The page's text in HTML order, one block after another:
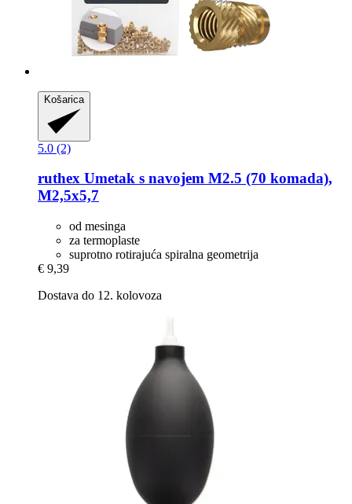
Košarica
5.0 (2)
ruthex Umetak s navojem M2.5 (70 komada),
M2,5x5,7
od mesinga
za termoplaste
suprotno rotirajuća spiralna geometrija
€ 9,39
Dostava do 12. kolovoza